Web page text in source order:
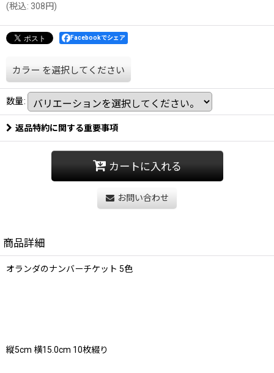
(税込: 308円)
Facebookでシェア
カラー を選択してください
数量:
返品特約に関する重要事項
カートに入れる
お問い合わせ
商品詳細
オランダのナンバーチケット 5色
縦5cm 横15.0cm 10枚綴り